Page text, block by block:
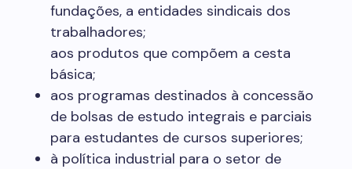
fundações, a entidades sindicais dos
trabalhadores;
aos produtos que compõem a cesta
básica;
aos programas destinados à concessão
de bolsas de estudo integrais e parciais
para estudantes de cursos superiores;
à política industrial para o setor de